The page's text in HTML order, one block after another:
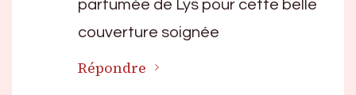
parfumée de Lys pour cette belle
couverture soignée
Répondre